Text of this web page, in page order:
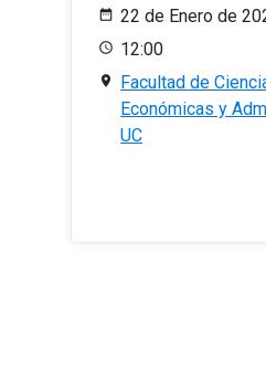
22 de Enero de
12:00
Facultad de
Económicas y
UC